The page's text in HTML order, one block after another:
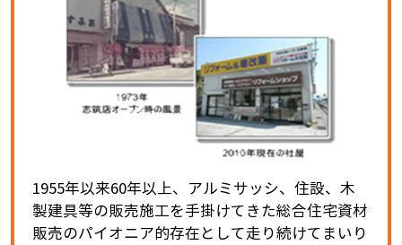
1955年以来60年以上、アルミサッシ、住設、木
製建具等の販売施工を手掛けてきた総合住宅資材
販売のパイオニア的存在として走り続けてまいり